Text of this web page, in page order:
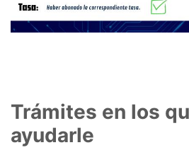
Trámites en los
ayudarle